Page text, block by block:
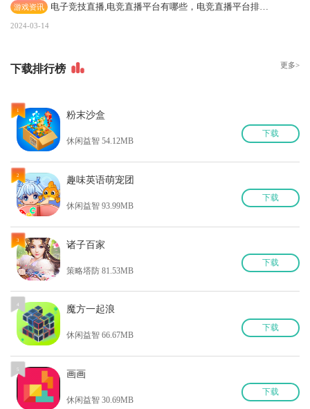
游戏资讯 电子竞技直播,电竞直播平台有哪些，电竞直播平台排名，电竞直播软件
2024-03-14
下载排行榜 更多>
1 粉末沙盒
休闲益智 54.12MB
下载
2 趣味英语萌宠团
休闲益智 93.99MB
下载
3 诸子百家
策略塔防 81.53MB
下载
4 魔方一起浪
休闲益智 66.67MB
下载
5 画画
休闲益智 30.69MB
下载